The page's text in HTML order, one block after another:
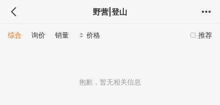
野营|登山
推荐
综合 询价 销量 价格
抱歉，暂无相关信息